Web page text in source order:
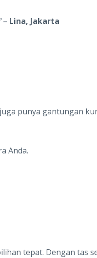
– Lina, Jakarta
punya gantungan
Anda.
tepat. Dengan tas